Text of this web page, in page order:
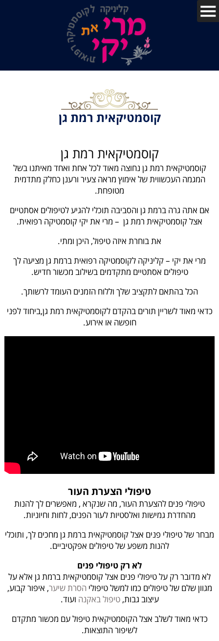
קוסמטיקאית רמת גן
קוסמטיקאית רמת גן
קוסמטיקאית רמת גן נחוצה מאוד לכל אחת ואחד מאיתנו בשל
המגמה העכשווית של אימוץ מראה צעיר ורענן כחלק מתדמית
מטופחת.
אם אתה גרה ברמת גן והסביבה תוכלי להגיע לטיפולים אסתטיים
אצל קוסמטיקאית רמת גן – מרי את יקי קוסמטיקה רפואית.
את בוחרת איזה טיפול, היכן ומתי.
מרי את יקי – קליניקה לקוסמטיקה רפואית ברמת גן מציעה לך
טיפולים אסתטיים מתקדמים בשילוב מכשור חדיש.
הכל בהתאם לתקציב שלך וללוח הזמנים העומד לרשותך.
כדאי מאוד לשריין תורים בהקדם לקוסמטיקאית רמת גן,ביחוד לפני
חופשה או אירוע.
טיפולי הצערת העור
טיפולי פנים להצערת העור, מה שנקרא , מאפשרים לך להנות
מהחדרת גמישות ואלסטיות לעור הפנים, לחות וחיוניות.
מבחר של טיפולי פנים אצל קוסמטיקאית ברמת גן מחכים לך, ותוכלי
להנות משפע של טיפולים אפקטיביים.
לא רק טיפולי פנים
לא מדובר רק על טיפולי פנים אצל קוסמטיקאית ברמת גן אלא על
מגוון שלם של טיפולים כמו למשל טיפולי הסרת שיער, איפור קבוע,
עיצוב גבות,טיפול באקנה ועוד.
כדאי מאוד לשלב אצל הקוסמטיקאית טיפול עם מכשור מתקדם
לשיפור התוצאות.